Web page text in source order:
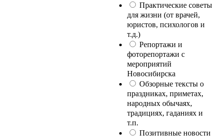
Практические советы
для жизни (от врачей,
юристов, психологов и
т.д.)
Репортажи и
фоторепортажи с
мероприятий
Новосибирска
Обзорные тексты о
праздниках, приметах,
народных обычаях,
традициях, гаданиях и
т.п.
Позитивные новости